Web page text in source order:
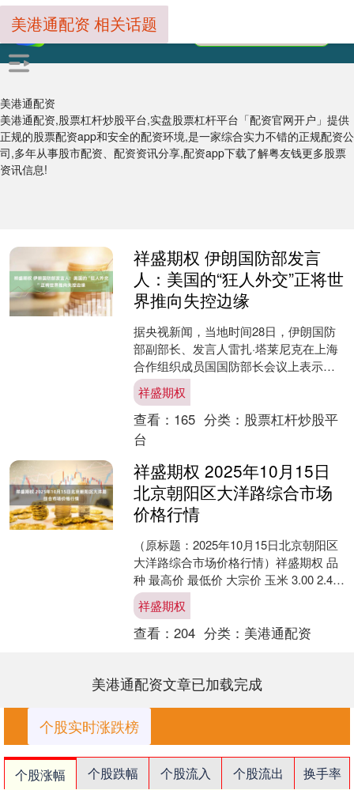
美港通配资
美港通配资,股票杠杆炒股平台,实盘股票杠杆平台「配资官网开户」提供
正规的股票配资app和安全的配资环境,是一家综合实力不错的正规配资公
司,多年从事股市配资、配资资讯分享,配资app下载了解粤友钱更多股票
资讯信息!
美港通配资 相关话题
祥盛期权 伊朗国防部发言
人：美国的“狂人外交”正将世
界推向失控边缘
据央视新闻，当地时间28日，伊朗国防
部副部长、发言人雷扎·塔莱尼克在上海
合作组织成员国国防部长会议上表示，
美国正处于一种“疯狂且危险的自大状
态，其行径正将世界推....
祥盛期权
查看： 165 分类： 股票杠杆炒股平
台
祥盛期权 2025年10月15日
北京朝阳区大洋路综合市场
价格行情
（原标题：2025年10月15日北京朝阳区
大洋路综合市场价格行情）祥盛期权 品
种 最高价 最低价 大宗价 玉米 3.00 2.40
2.70 大白菜 1.00 ....
祥盛期权
查看： 204 分类： 美港通配资
美港通配资文章已加载完成
个股实时涨跌榜
个股涨幅 个股跌幅 个股流入 个股流出
换手率